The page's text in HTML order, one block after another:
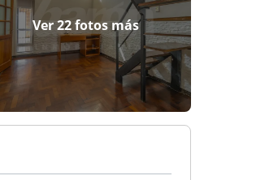
Ver 22 fotos más